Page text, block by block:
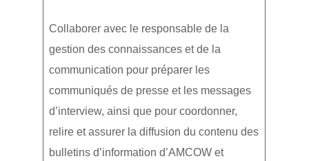
Collaborer avec le responsable de la
gestion des connaissances et de la
communication pour préparer les
communiqués de presse et les messages
d’interview, ainsi que pour coordonner,
relire et assurer la diffusion du contenu des
bulletins d’information d’AMCOW et